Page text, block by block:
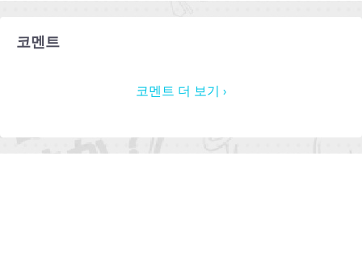
코멘트
코멘트 더 보기 ›